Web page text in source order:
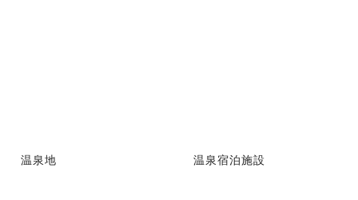
温泉地 温泉宿泊施設